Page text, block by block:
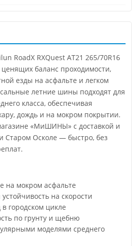
RoadX RXQuest AT21 265/70R16
баланс проходимости,
езды на асфальте и легком
летние шины подходят для
класса, обеспечивая
дождь и на мокром покрытии.
«МиШИНЫ» с доставкой и
Старом Осколе — быстро, без
на мокром асфальте
на скорости
городском цикле
по грунту и щебню
моделями среднего